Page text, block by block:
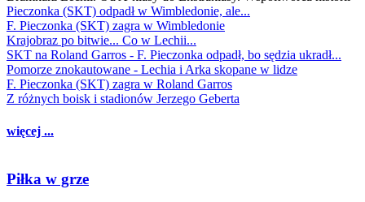
Pieczonka (SKT) odpadł w Wimbledonie, ale...
F. Pieczonka (SKT) zagra w Wimbledonie
Krajobraz po bitwie... Co w Lechii...
SKT na Roland Garros - F. Pieczonka odpadł, bo sędzia ukradł...
Pomorze znokautowane - Lechia i Arka skopane w lidze
F. Pieczonka (SKT) zagra w Roland Garros
Z różnych boisk i stadionów Jerzego Geberta
więcej ...
Piłka w grze